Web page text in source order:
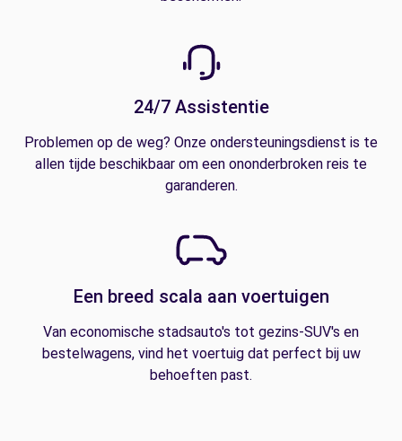
24/7 Assistentie
Problemen op de weg? Onze ondersteuningsdienst is te
allen tijde beschikbaar om een ononderbroken reis te
garanderen.
Een breed scala aan voertuigen
Van economische stadsauto's tot gezins-SUV's en
bestelwagens, vind het voertuig dat perfect bij uw
behoeften past.